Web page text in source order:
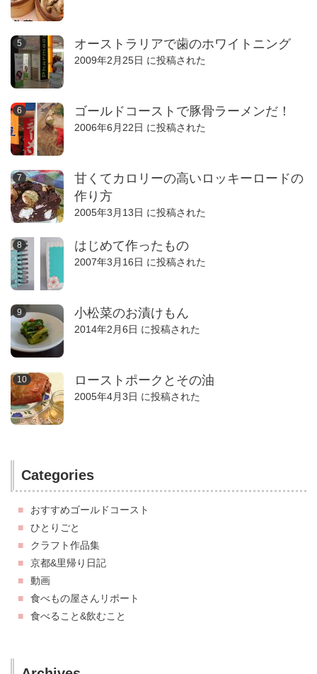
オーストラリアで歯のホワイトニング
2009年2月25日 に投稿された
ゴールドコーストで豚骨ラーメンだ！
2006年6月22日 に投稿された
甘くてカロリーの高いロッキーロードの
作り方
2005年3月13日 に投稿された
はじめて作ったもの
2007年3月16日 に投稿された
小松菜のお漬けもん
2014年2月6日 に投稿された
ローストポークとその油
2005年4月3日 に投稿された
Categories
おすすめゴールドコースト
ひとりごと
クラフト作品集
京都&里帰り日記
動画
食べもの屋さんリポート
食べること&飲むこと